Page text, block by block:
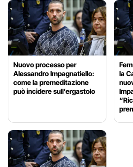
Nuovo processo per
Alessandro Impagnatiello:
come la premeditazione
può incidere sull’ergastolo
la